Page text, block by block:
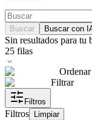
Buscar Buscar con
Sin resultados para tu
25 filas
Filtrar
Filtros
Filtros Limpiar